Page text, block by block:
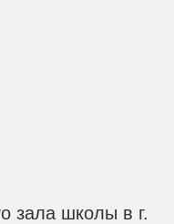
зала школы в г.